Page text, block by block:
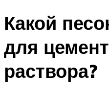
Какой
для
раствора?